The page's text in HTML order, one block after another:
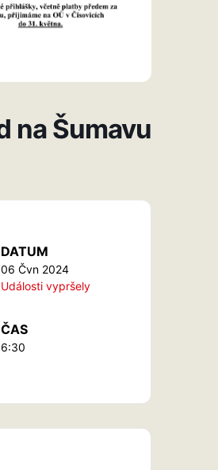
na Šumavu
DATUM
06 Čvn 2024
Události vypršely
ČAS
6:30